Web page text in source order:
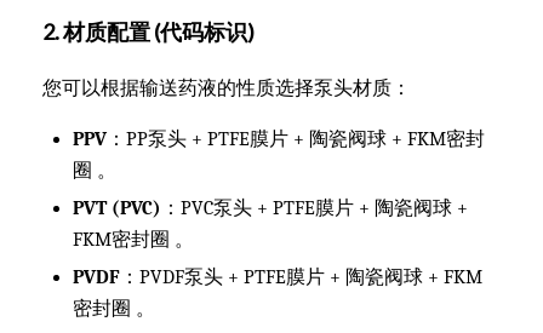
2. 材质配置 (代码标识)
您可以根据输送药液的性质选择泵头材质：
PPV ：PP泵头 + PTFE膜片 + 陶瓷阀球 + FKM密封
圈 。
PVT (PVC) ：PVC泵头 + PTFE膜片 + 陶瓷阀球 +
FKM密封圈 。
PVDF ：PVDF泵头 + PTFE膜片 + 陶瓷阀球 + FKM
密封圈 。